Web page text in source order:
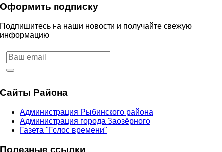
Оформить подписку
Подпишитесь на наши новости и получайте свежую
информацию
Сайты Района
Администрация Рыбинского района
Администрация города Заозёрного
Газета "Голос времени"
Полезные ссылки